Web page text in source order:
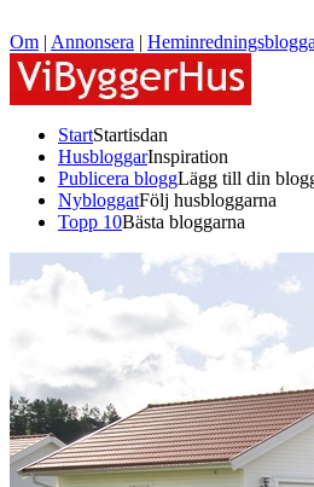
Om | Annonsera |
StartStartisdan
HusbloggarInspiration
Publicera bloggLägg till din
NybloggatFölj husbloggarna
Topp 10Bästa bloggarna